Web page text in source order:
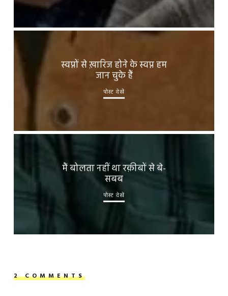
स्वप्नों से ख़ारिज होने के स्वप्न हम
जान चुके हैं
पोस्ट देखें
मैं बोलता नहीं था रक़ीबों से बे-
सबब
पोस्ट देखें
2 COMMENTS